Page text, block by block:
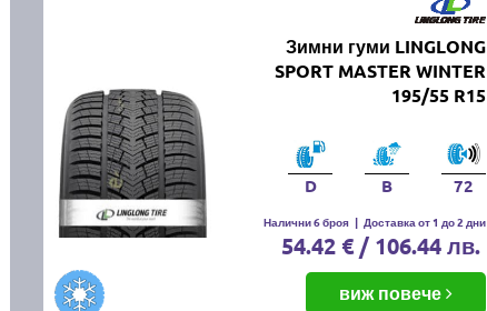
Зимни гуми LINGLONG
SPORT MASTER WINTER
195/55 R15
D B 72
Налични 6 броя | Доставка от 1 до 2 дни
54.42 € / 106.44 лв.
виж повече